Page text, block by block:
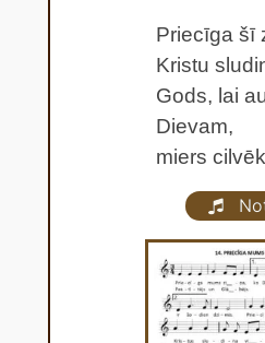
Priecīga šī
Kristu
Gods, lai
Dievam,
miers